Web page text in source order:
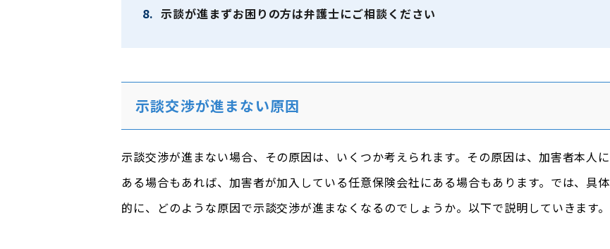
8. 示談が進まずお困りの方は弁護士にご相談ください
示談交渉が進まない原因
示談交渉が進まない場合、その原因は、いくつか考えられます。その原因は、加害者本人に
ある場合もあれば、加害者が加入している任意保険会社にある場合もあります。では、具体
的に、どのような原因で示談交渉が進まなくなるのでしょうか。以下で説明していきます。